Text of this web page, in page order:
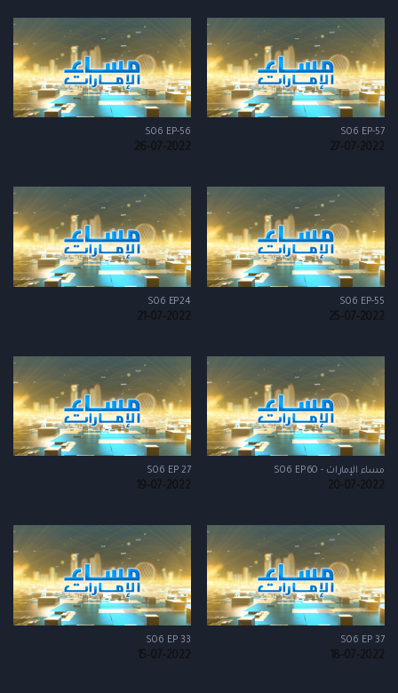
S06 EP-57
27-07-2022
S06 EP-56
26-07-2022
S06 EP-55
25-07-2022
S06 EP24
21-07-2022
مساء الإمارات - S06 EP60
20-07-2022
S06 EP 27
19-07-2022
S06 EP 37
18-07-2022
S06 EP 33
15-07-2022